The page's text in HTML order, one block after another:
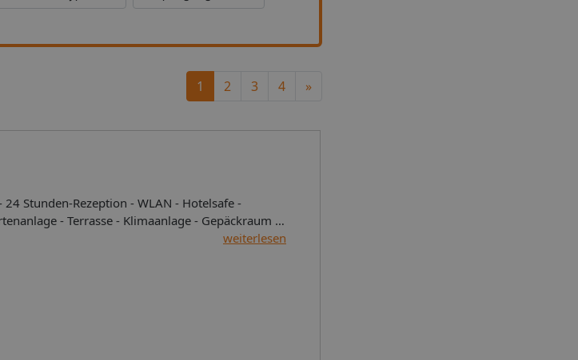
- Terrasse - Klimaanlage - Gepäckraum -
weiterlesen
1 2 3 4 »Next